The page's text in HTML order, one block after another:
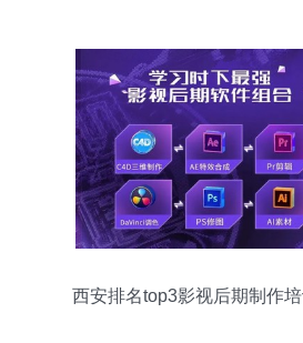
西安排名top3影视后期制作